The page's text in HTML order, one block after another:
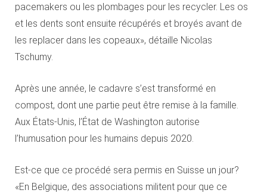
pacemakers ou les plombages pour les recycler. Les os
et les dents sont ensuite récupérés et broyés avant de
les replacer dans les copeaux», détaille Nicolas
Tschumy.
Après une année, le cadavre s’est transformé en
compost, dont une partie peut être remise à la famille.
Aux États-Unis, l’État de Washington autorise
l’humusation pour les humains depuis 2020.
Est-ce que ce procédé sera permis en Suisse un jour?
«En Belgique, des associations militent pour que ce